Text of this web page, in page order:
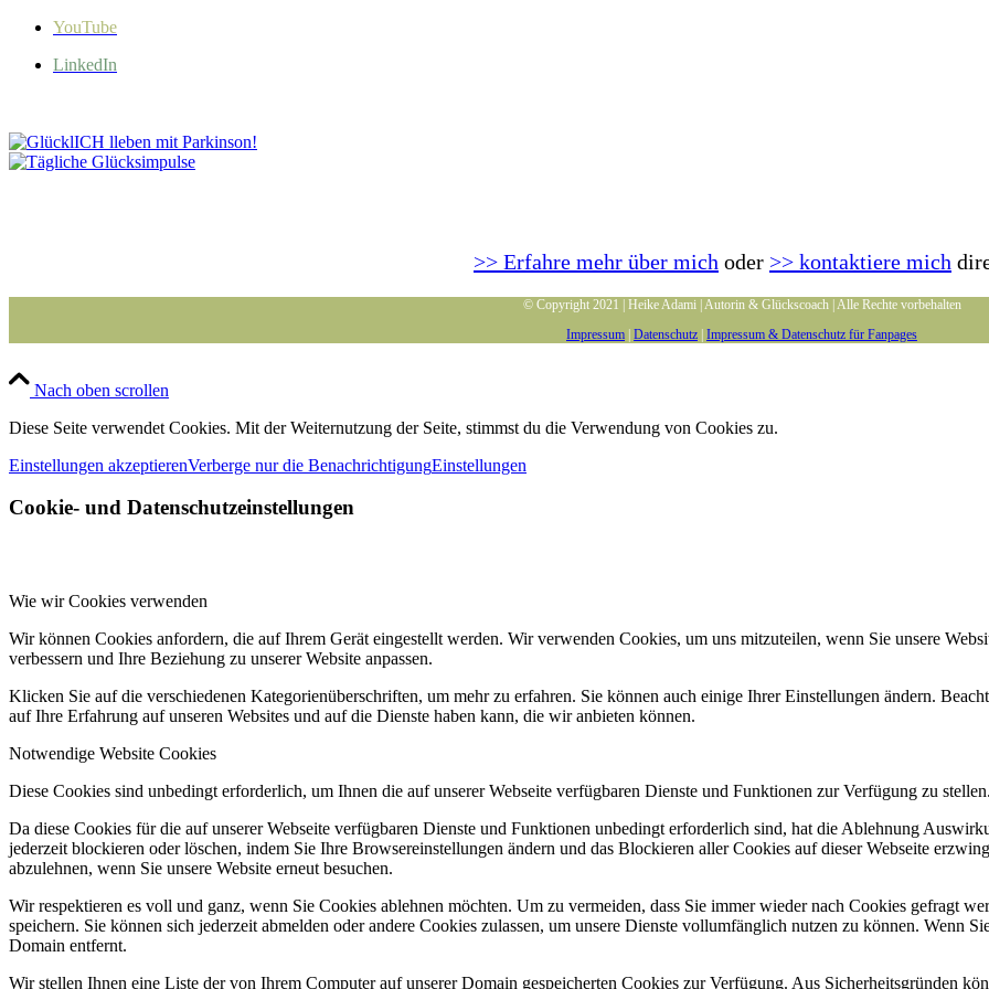
YouTube
LinkedIn
>> Erfahre mehr über mich oder >> kontaktiere mich
© Copyright 2021 | Heike Adami | Autorin & Glückscoach | Alle Rechte vorbehalten
Impressum | Datenschutz | Impressum & Datenschutz für Fanpages
Nach oben scrollen
Diese Seite verwendet Cookies. Mit der Weiternutzung der Seite, stimmst du die Verwendung von Cookies zu.
Einstellungen akzeptierenVerberge nur die BenachrichtigungEinstellungen
Cookie- und Datenschutzeinstellungen
Wie wir Cookies verwenden
Wir können Cookies anfordern, die auf Ihrem Gerät eingestellt werden. Wir verwenden Cookies, um uns mitzuteilen, wenn Sie unsere
verbessern und Ihre Beziehung zu unserer Website anpassen.
Klicken Sie auf die verschiedenen Kategorienüberschriften, um mehr zu erfahren. Sie können auch einige Ihrer Einstellungen ändern.
auf Ihre Erfahrung auf unseren Websites und auf die Dienste haben kann, die wir anbieten können.
Notwendige Website Cookies
Diese Cookies sind unbedingt erforderlich, um Ihnen die auf unserer Webseite verfügbaren Dienste und Funktionen zur Verfügung zu
Da diese Cookies für die auf unserer Webseite verfügbaren Dienste und Funktionen unbedingt erforderlich sind, hat die Ablehnung
jederzeit blockieren oder löschen, indem Sie Ihre Browsereinstellungen ändern und das Blockieren aller Cookies auf dieser Webseite
abzulehnen, wenn Sie unsere Website erneut besuchen.
Wir respektieren es voll und ganz, wenn Sie Cookies ablehnen möchten. Um zu vermeiden, dass Sie immer wieder nach Cookies gefragt
speichern. Sie können sich jederzeit abmelden oder andere Cookies zulassen, um unsere Dienste vollumfänglich nutzen zu können. Wenn
Domain entfernt.
Wir stellen Ihnen eine Liste der von Ihrem Computer auf unserer Domain gespeicherten Cookies zur Verfügung. Aus Sicherheitsgründen